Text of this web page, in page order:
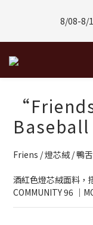
8/08-8/
8/01-8/31 | 任選2件
Baseball
Friens / 燈芯絨 / 鴨
酒紅色燈芯絨面料，
COMMUNITY 96 ｜